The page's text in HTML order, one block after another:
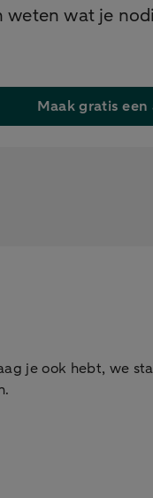
wat je
Maak gratis
je ook hebt, we